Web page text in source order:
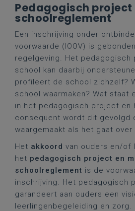
Pedagogisch project
schoolreglement
Een inschrijving onder
voorwaarde (IOOV) is
regelgeving. Het pedagogisch
school kan daarbij
profileert de school zichzelf?
school waarmaken? Wat staat
in het pedagogisch project en
consequent wordt dit gevolgd
waargemaakt als het gaat over
Het akkoord van ouders en/of
het pedagogisch project en
schoolreglement is de
inschrijving. Het pedagogisch
garandeert aan ouders een
leerlingenbegeleiding en zorg.